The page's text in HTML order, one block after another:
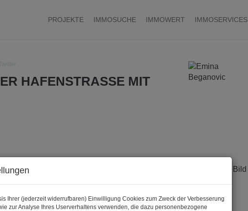
PROJEKTE IMMOSUCHE IMMOWERT IMMOSERVICES
HAFENSTRASSE MIT
Ihrer (jederzeit widerrufbaren) Einwilligung Cookies zum Zweck der Verbesserung
zur Analyse Ihres Userverhaltens verwenden, die dazu personenbezogene